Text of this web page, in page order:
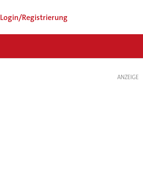
Login/Registrierung
ANZEIGE